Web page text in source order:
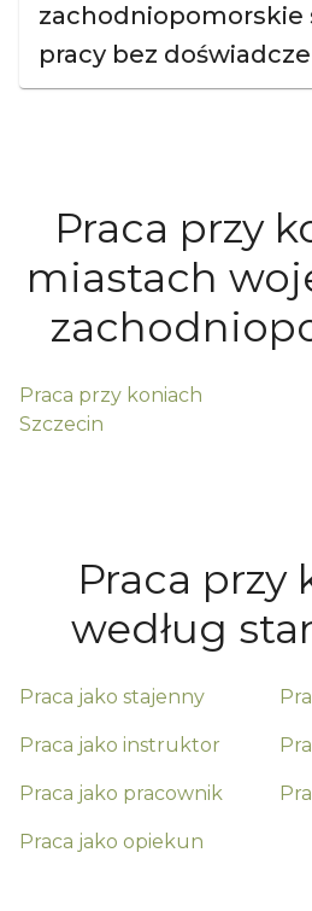
zachodniopomorskie
pracy bez
Praca przy
miastach
Praca przy koniach
Szczecin
Praca przy
według
Praca jako stajenny
Praca jako instruktor
Praca jako pracownik
Praca jako opiekun